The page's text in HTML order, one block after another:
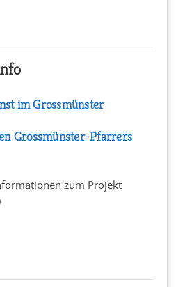
im Grossmünster
Grossmünster-Pfarrers
zum Projekt